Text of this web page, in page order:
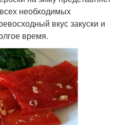
необходимых
вкус закуски и
время.